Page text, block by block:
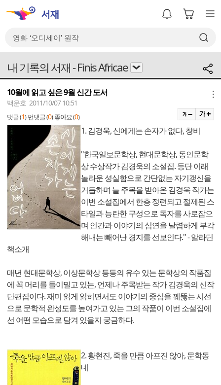
내 기록의 서재 - Finis Africae
10월에 읽고 싶은 9월 신간 도서
백운호 2011/10/07 10:51
댓글 (1) 먼댓글 (0) 좋아요 (0)
1. 김경욱, 신에게는 손자가 없다, 창비
"한국일보문학상, 현대문학상, 동인문학
상 수상작가 김경욱의 소설집. 등단 이래
놀라운 성실함으로 간단없는 자기갱신을
거듭하며 늘 주목을 받아온 김경욱 작가는
이번 소설집에서 한층 정련되고 절제된 스
타일과 능란한 구성으로 독자를 사로잡으
며 인간과 이야기의 심연을 날렵하게 부각
해내는 빼어난 경지를 선보인다." - 알라딘
책소개
매년 현대문학상, 이상문학상 등등의 유수 있는 문학상의 작품집
에 꼭 머리를 들이밀고 있는, 언제나 주목받는 작가 김경욱의 신작
단편집이다. 재미 읽게 읽히면서도 이야기의 중심을 꿰뚫는 시선
으로 문학적 완성도를 높여가고 있는 그의 작품이 이번 소설집에
선 어떤 모습으로 담겨 있을지 궁금하다.
2. 황현진, 죽을 만큼 아프진 않아, 문학동
네